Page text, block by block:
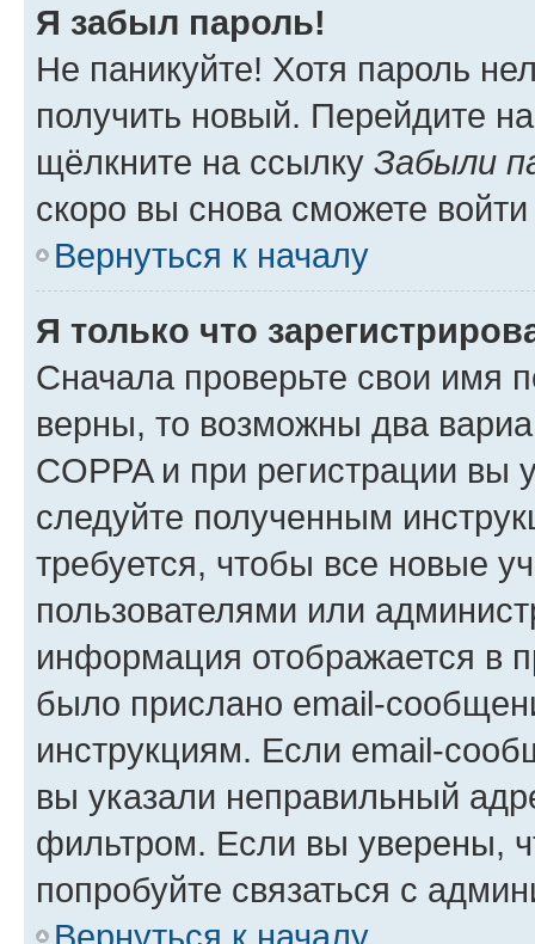
Я забыл пароль!
Не паникуйте! Хотя пароль
получить новый. Перейдите
щёлкните на ссылку Забыли
скоро вы снова сможете
Вернуться к началу
Я только что
Сначала проверьте свои имя
верны, то возможны два
COPPA и при регистрации вы
следуйте полученным
требуется, чтобы все новые
пользователями или
информация отображается в
было прислано email-
инструкциям. Если email-
вы указали неправильный
фильтром. Если вы уверены,
попробуйте связаться с
Вернуться к началу